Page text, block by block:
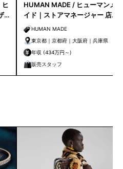
HUMAN MADE / ヒューマンメ
イド｜ストアマネージャー 店長
候補HUMAN MADE
東京都｜京都府｜大阪府｜兵庫県
年収 (434万円～)
販売スタッフ